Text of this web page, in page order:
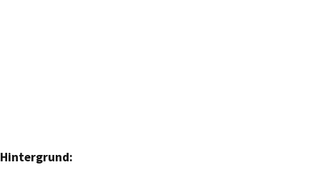
Hintergrund: